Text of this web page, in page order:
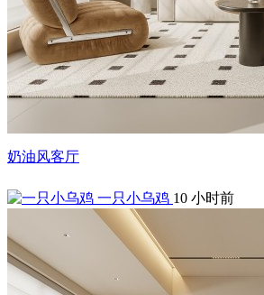
奶油风客厅
一只小乌鸡 10 小时前